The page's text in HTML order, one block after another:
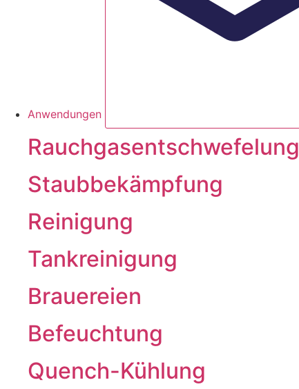
Anwendungen
Rauchgasentschwefelung
Staubbekämpfung
Reinigung
Tankreinigung
Brauereien
Befeuchtung
Quench-Kühlung